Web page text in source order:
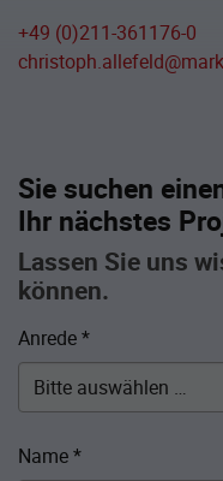
+49 (0)211-361176-0
Sie suchen
Ihr nächstes
Lassen Sie uns
können.
Anrede*
Name*